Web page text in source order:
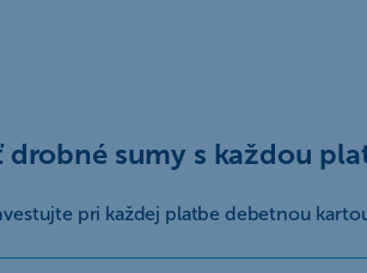
drobné sumy s každou
pri každej platbe debetnou